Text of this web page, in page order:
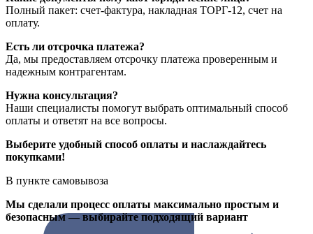
Полный пакет: счет-фактура, накладная ТОРГ-12, счет на
оплату.
Есть ли отсрочка платежа?
Да, мы предоставляем отсрочку платежа проверенным и
надежным контрагентам.
Нужна консультация?
Наши специалисты помогут выбрать оптимальный способ
оплаты и ответят на все вопросы.
Выберите удобный способ оплаты и наслаждайтесь
покупками!
В пункте самовывоза
Мы сделали процесс оплаты максимально простым и
безопасным — выбирайте подходящий вариант